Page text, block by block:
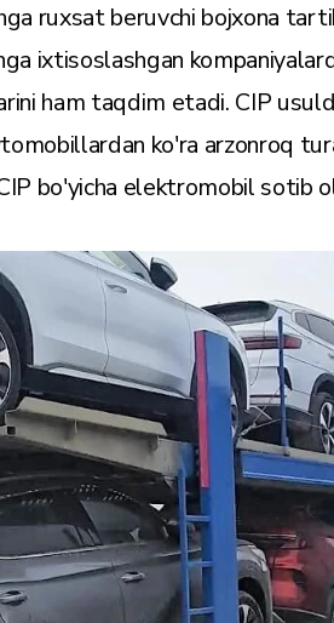
ruxsat beruvchi bojxona
ixtisoslashgan
ham taqdim etadi. CIP
ko'ra arzonroq
bo'yicha elektromobil sotib